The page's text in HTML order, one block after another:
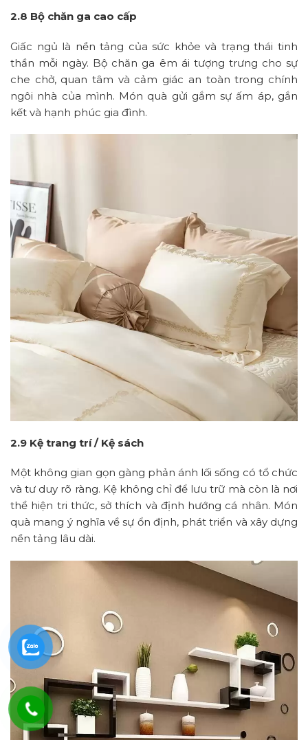
2.8 Bộ chăn ga cao cấp
Giấc ngủ là nền tảng của sức khỏe và trạng thái tinh
thần mỗi ngày. Bộ chăn ga êm ái tượng trưng cho sự
che chở, quan tâm và cảm giác an toàn trong chính
ngôi nhà của mình. Món quà gửi gắm sự ấm áp, gắn
kết và hạnh phúc gia đình.
2.9 Kệ trang trí / Kệ sách
Một không gian gọn gàng phản ánh lối sống có tổ chức
và tư duy rõ ràng. Kệ không chỉ để lưu trữ mà còn là nơi
thể hiện tri thức, sở thích và định hướng cá nhân. Món
quà mang ý nghĩa về sự ổn định, phát triển và xây dựng
nền tảng lâu dài.